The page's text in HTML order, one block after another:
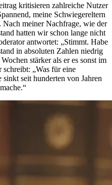
kritisieren zahlreiche Nutzer
meine Schwiegereltern
Nach meiner Nachfrage, wie der
hatten wir schon lange nicht
antwortet: „Stimmt. Habe
in absoluten Zahlen niedrig
stärker als er es sonst im
schreibt: „Was für eine
seit hunderten von Jahren